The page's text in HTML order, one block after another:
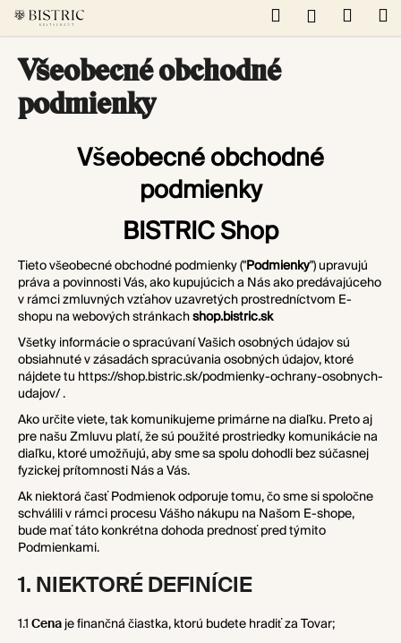
Prejsť
Hľadať
Všeobecné obchodné
podmienky
Všeobecné obchodné
podmienky
BISTRIC Shop
Tieto všeobecné obchodné podmienky (" Podmienky") upravujú
práva a povinnosti Vás, ako kupujúcich a Nás ako predávajúceho
v rámci zmluvných vzťahov uzavretých prostredníctvom E-
shopu na webových stránkach shop.bistric.sk
Všetky informácie o spracúvaní Vašich osobných údajov sú
obsiahnuté v zásadách spracúvania osobných údajov, ktoré
nájdete tu https://shop.bistric.sk/podmienky-ochrany-osobnych-
udajov/ .
Ako určite viete, tak komunikujeme primárne na diaľku. Preto aj
pre našu Zmluvu platí, že sú použité prostriedky komunikácie na
diaľku, ktoré umožňujú, aby sme sa spolu dohodli bez súčasnej
fyzickej prítomnosti Nás a Vás.
Ak niektorá časť Podmienok odporuje tomu, čo sme si spoločne
schválili v rámci procesu Vášho nákupu na Našom E-shope,
bude mať táto konkrétna dohoda prednosť pred týmito
Podmienkami.
1. NIEKTORÉ DEFINÍCIE
1.1 Cena je finančná čiastka, ktorú budete hradiť za Tovar;
o
Č
o
b
u
j
e
t
e
n
á
j
s
ť
?